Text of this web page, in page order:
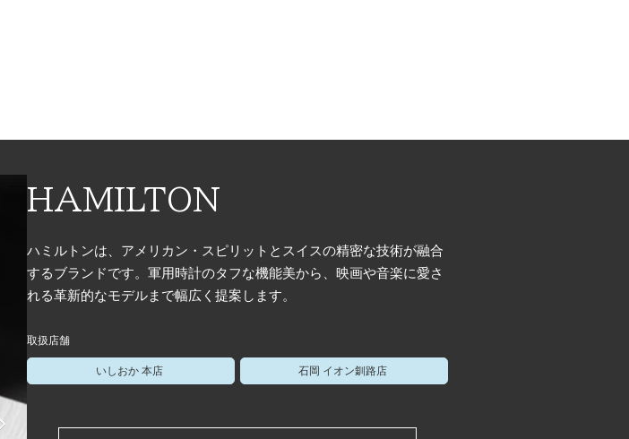
HAMILTON
ハミルトンは、アメリカン・スピリットとスイスの精密な技術が融合
するブランドです。軍用時計のタフな機能美から、映画や音楽に愛さ
れる革新的なモデルまで幅広く提案します。
取扱店舗
いしおか 本店 石岡 イオン釧路店